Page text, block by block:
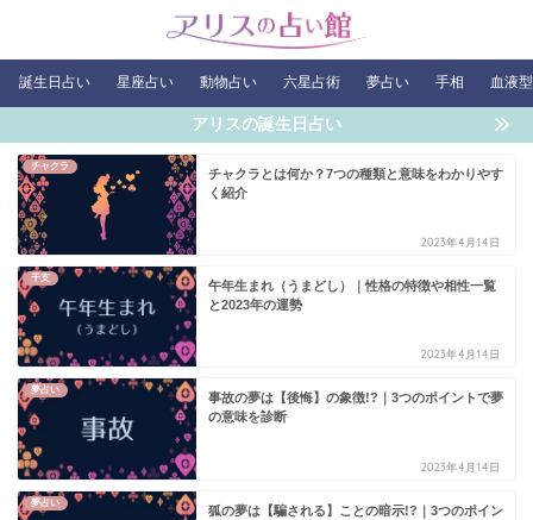
誕生日占い 星座占い 動物占い 六星占術 夢占い 手相 血液
アリスの誕生日占い
チャクラ
チャクラとは何か？7つの種類と意味をわかりやす
く紹介
2023年4月14日
干支
午年生まれ（うまどし）｜性格の特徴や相性一覧
と2023年の運勢
2023年4月14日
夢占い
事故の夢は【後悔】の象徴!?｜3つのポイントで夢
の意味を診断
2023年4月14日
夢占い
狐の夢は【騙される】ことの暗示!?｜3つのポイン